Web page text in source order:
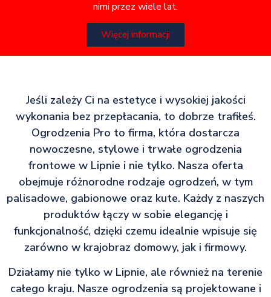
nimi przez wiele lat.
Więcej informacji
Jeśli zależy Ci na estetyce i wysokiej jakości
wykonania bez przepłacania, to dobrze trafiłeś.
Ogrodzenia Pro to firma, która dostarcza
nowoczesne, stylowe i trwałe ogrodzenia
frontowe w Lipnie i nie tylko. Nasza oferta
obejmuje różnorodne rodzaje ogrodzeń, w tym
palisadowe, gabionowe oraz kute. Każdy z naszych
produktów łączy w sobie elegancję i
funkcjonalność, dzięki czemu idealnie wpisuje się
zarówno w krajobraz domowy, jak i firmowy.
Działamy nie tylko w Lipnie, ale również na terenie
całego kraju. Nasze ogrodzenia są projektowane i